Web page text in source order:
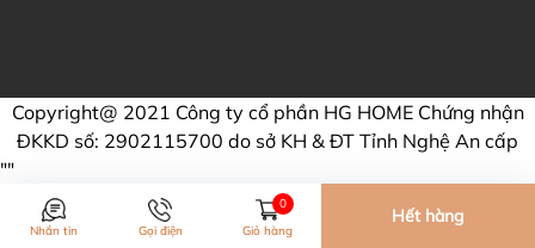
Copyright@ 2021 Công ty cổ phần HG HOME Chứng nhận
ĐKKD số: 2902115700 do sở KH & ĐT Tỉnh Nghệ An cấp
""
Nhắn tin Gọi điện
0
Giỏ hàng
Hết hàng